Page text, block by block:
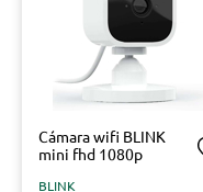
Cámara wifi BLINK
mini fhd 1080p
BLINK